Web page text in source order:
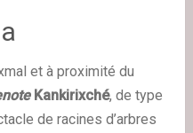
et à proximité du
Kankirixché, de type
de racines d’arbres